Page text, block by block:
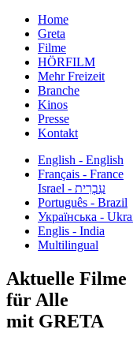
Home
Greta
Filme
HÖRFILM
Mehr Freizeit
Branche
Kinos
Presse
Kontakt
English - English
Français - France
עִבְרִית - Israel
Português - Brazil
Українська -
Englis - India
Multilingual
Aktuelle Filme
für Alle
mit GRETA